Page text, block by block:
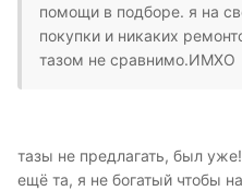
помощи в подборе. я на
покупки и никаких
тазом не сравнимо.ИМХО
тазы не предлагать, был
ещё та, я не богатый чтобы